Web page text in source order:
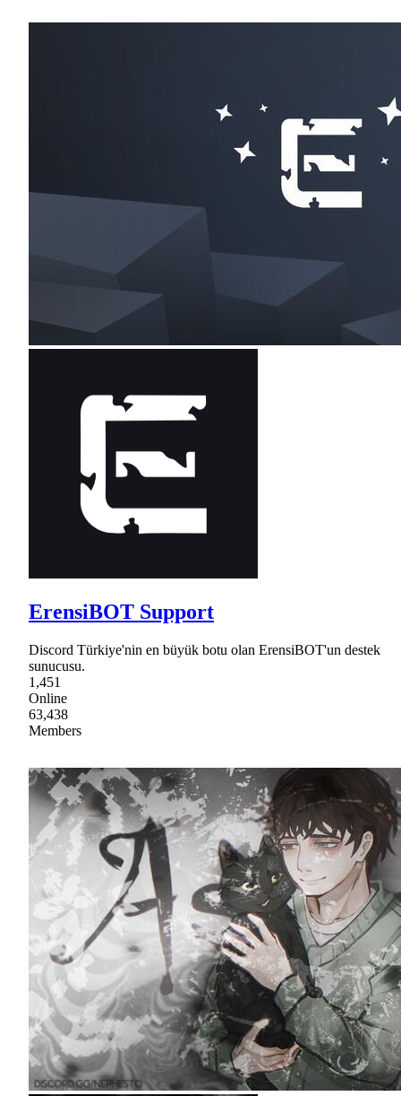
ErensiBOT Support
Discord Türkiye'nin en büyük botu olan ErensiBOT'un destek
sunucusu.
1,451
Online
63,438
Members